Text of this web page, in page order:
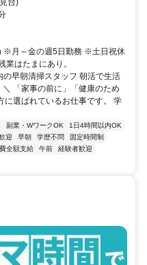
台)
※月～金の週5日勤務 ※土日祝休
はたまにあり。
早朝清掃スタッフ 朝活で生活
「家事の前に」「健康のため
に選ばれているお仕事です。 学
副業・WワークOK
1日4時間以内OK
迎 早朝 学歴不問
固定時間制
全額支給 午前
経験者歓迎